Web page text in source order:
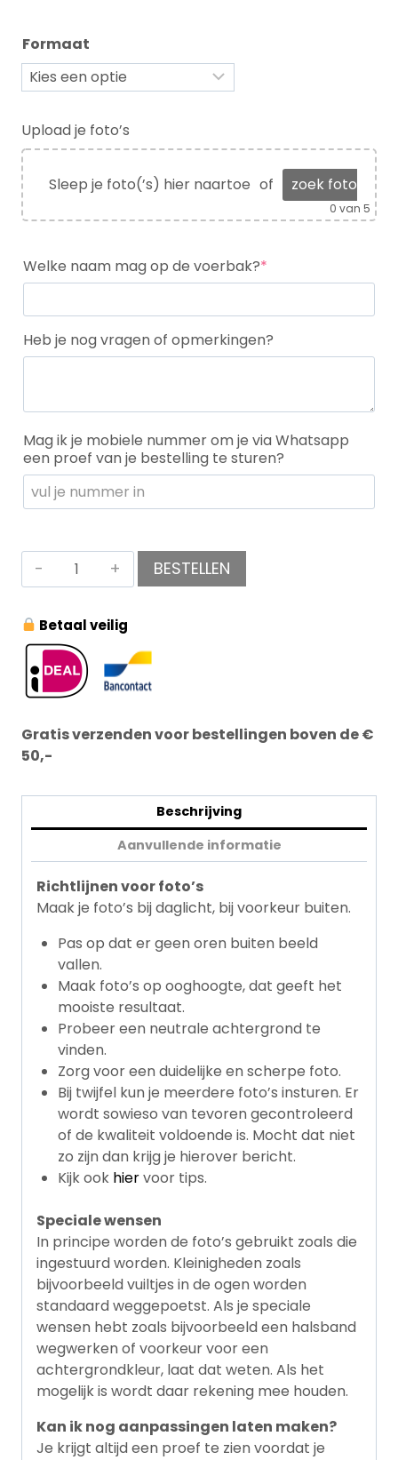
Formaat
Upload je foto’s
Sleep je foto(’s) hier naartoe of zoek foto(’s)
0 van 5
Welke naam mag op de voerbak?*
Heb je nog vragen of opmerkingen?
Mag ik je mobiele nummer om je via Whatsapp
een proef van je bestelling te sturen?
BESTELLEN
Betaal veilig
Gratis verzenden voor bestellingen boven de €
50,-
Beschrijving
Aanvullende informatie
Richtlijnen voor foto’s
Maak je foto’s bij daglicht, bij voorkeur buiten.
Pas op dat er geen oren buiten beeld
vallen.
Maak foto’s op ooghoogte, dat geeft het
mooiste resultaat.
Probeer een neutrale achtergrond te
vinden.
Zorg voor een duidelijke en scherpe foto.
Bij twijfel kun je meerdere foto’s insturen. Er
wordt sowieso van tevoren gecontroleerd
of de kwaliteit voldoende is. Mocht dat niet
zo zijn dan krijg je hierover bericht.
Kijk ook hiervoor tips.
Speciale wensen
In principe worden de foto’s gebruikt zoals die
ingestuurd worden. Kleinigheden zoals
bijvoorbeeld vuiltjes in de ogen worden
standaard weggepoetst. Als je speciale
wensen hebt zoals bijvoorbeeld een halsband
wegwerken of voorkeur voor een
achtergrondkleur, laat dat weten. Als het
mogelijk is wordt daar rekening mee houden.
Kan ik nog aanpassingen laten maken?
Je krijgt altijd een proef te zien voordat je